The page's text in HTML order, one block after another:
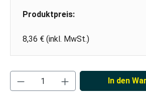
Produktpreis:
8,36 € (inkl. MwSt.)
Produkt Anzahl: Gib den
In den